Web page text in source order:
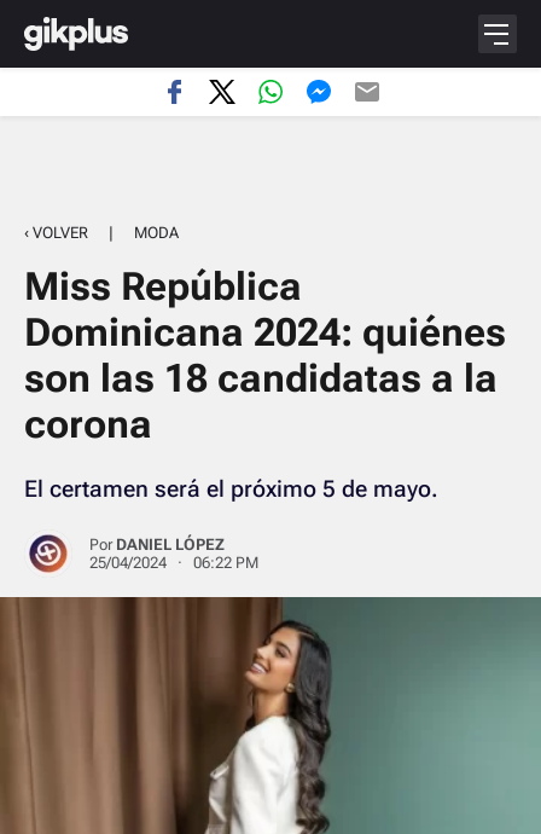
‹ VOLVER | MODA
Miss República
Dominicana 2024: quiénes
son las 18 candidatas a la
corona
El certamen será el próximo 5 de mayo.
Por DANIEL LÓPEZ
25/04/2024 · 06:22 PM